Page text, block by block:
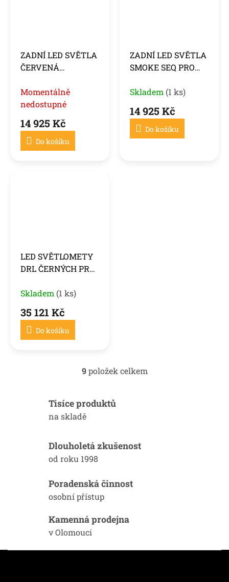
ZADNÍ LED SVĚTLA
ČERVENÁ
PORSCHE CAYENNE
10-15
Momentálně
nedostupné
14 925 Kč
Do košíku
ZADNÍ LED SVĚTLA
SMOKE SEQ PRO
10-15
Skladem (1 ks)
14 925 Kč
Do košíku
LED SVĚTLOMETY
DRL ČERNÝCH PRO
10-15
Skladem (1 ks)
35 121 Kč
Do košíku
O
á
í
p
k
p
u
9položek celkem
Tisíce produktů
na skladě
Dlouholetá zkušenost
od roku 1998
Poradenská činnost
osobní přístup
Kamenná prodejna
v Olomouci